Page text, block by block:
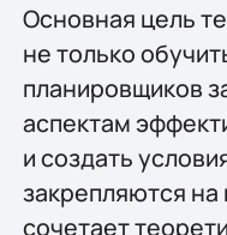
Основная цель
не только
планировщиков
аспектам
и создать
закрепляются
сочетает